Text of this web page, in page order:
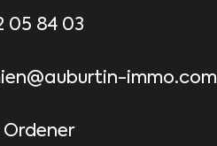
05 84 03
immo.com
Ordener